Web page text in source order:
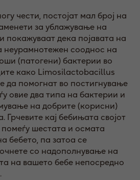
чести, постојат мал број на
за ублажување на
покажуваат дека појавата на
неурамнотежен сооднос на
(патогени) бактерии во
како Limosilactobacillus
да помогнат во постигнување
овие два типа на бактерии и
на добрите (корисни)
Грчевите кај бебињата својот
помеѓу шестата и осмата
бебето, па затоа се
со надополнување на
на вашето бебе непосредно